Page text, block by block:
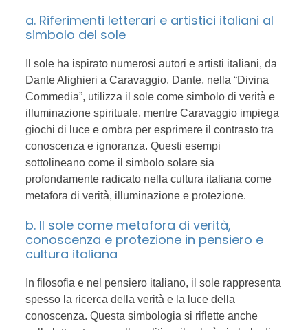
a. Riferimenti letterari e artistici italiani al
simbolo del sole
Il sole ha ispirato numerosi autori e artisti italiani, da
Dante Alighieri a Caravaggio. Dante, nella “Divina
Commedia”, utilizza il sole come simbolo di verità e
illuminazione spirituale, mentre Caravaggio impiega
giochi di luce e ombra per esprimere il contrasto tra
conoscenza e ignoranza. Questi esempi
sottolineano come il simbolo solare sia
profondamente radicato nella cultura italiana come
metafora di verità, illuminazione e protezione.
b. Il sole come metafora di verità,
conoscenza e protezione in pensiero e
cultura italiana
In filosofia e nel pensiero italiano, il sole rappresenta
spesso la ricerca della verità e la luce della
conoscenza. Questa simbologia si riflette anche